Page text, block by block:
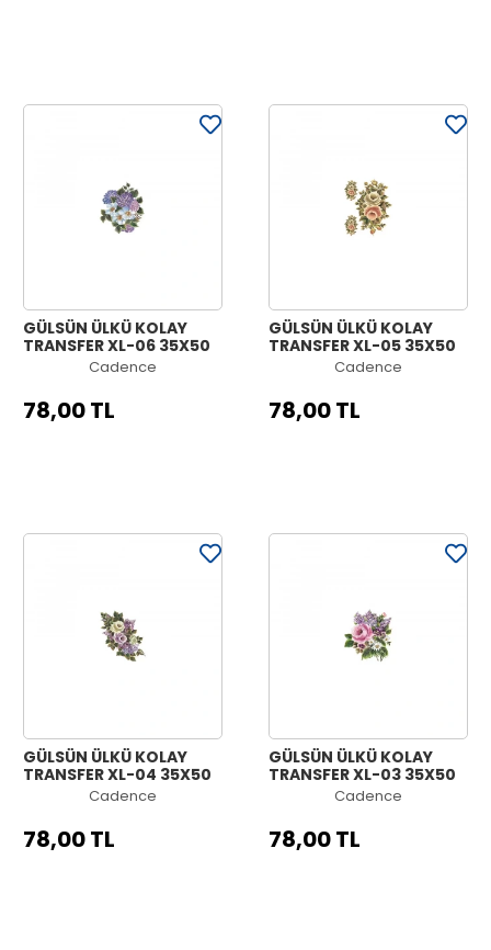
GÜLSÜN ÜLKÜ KOLAY
TRANSFER XL-06 35X50
Cadence
78,00 TL
GÜLSÜN ÜLKÜ KOLAY
TRANSFER XL-05 35X50
Cadence
78,00 TL
GÜLSÜN ÜLKÜ KOLAY
TRANSFER XL-04 35X50
Cadence
78,00 TL
GÜLSÜN ÜLKÜ KOLAY
TRANSFER XL-03 35X50
Cadence
78,00 TL